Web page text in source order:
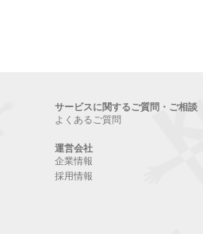
サービスに関するご質問・ご相談
よくあるご質問
運営会社
企業情報
採用情報